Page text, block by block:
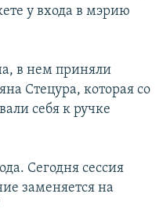
у входа в мэрию
в нем приняли
Стецура, которая со
себя к ручке
Сегодня сессия
заменяется на